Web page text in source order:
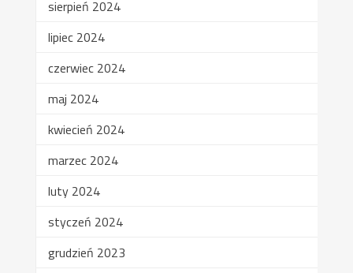
sierpień 2024
lipiec 2024
czerwiec 2024
maj 2024
kwiecień 2024
marzec 2024
luty 2024
styczeń 2024
grudzień 2023